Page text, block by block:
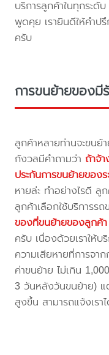
บริการลูกค้าในทุกระดั
พูดคุย เรายินดีให้คำป
ครับ
การขนย้ายของมี
ลูกค้าหลายท่านจะขนย้
กังวลมีคำถามว่า ถ้าจ้
ประกันการขนย้ายของ
หายล่ะ ทำอย่างไรดี ลู
ลูกค้าเลือกใช้บริการร
ของที่ขนย้ายของลูกค้า
ครับ เนื่องด้วยเราให้บ
ความเสียหายที่การจา
ค่าขนย้าย ไม่เกิน
3 วันหลังวันขนย้าย) แ
สูงขึ้น สามารถแจ้งเรา